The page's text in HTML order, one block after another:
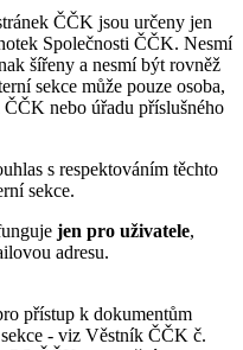
ČČK jsou určeny jen
Společnosti ČČK. Nesmí
šířeny a nesmí být rovněž
sekce může pouze osoba,
nebo úřadu příslušného
s respektováním těchto
sekce.
jen pro uživatele,
adresu.
přístup k dokumentům
- viz Věstník ČČK č.